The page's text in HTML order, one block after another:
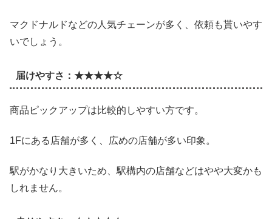
マクドナルドなどの人気チェーンが多く、依頼も貰いやす
いでしょう。
届けやすさ：★★★★☆
商品ピックアップは比較的しやすい方です。
1Fにある店舗が多く、広めの店舗が多い印象。
駅がかなり大きいため、駅構内の店舗などはやや大変かも
しれません。